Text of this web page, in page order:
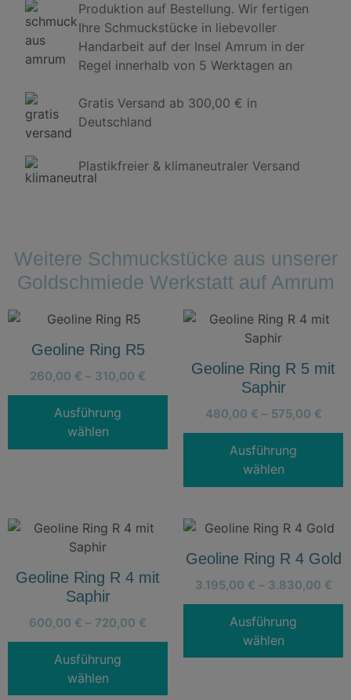
Produktion auf Bestellung. Wir fertigen
Ihre Schmuckstücke in liebevoller
Handarbeit auf der Insel Amrum in der
Regel innerhalb von 5 Werktagen an
Gratis Versand ab 300,00 € in
Deutschland
Plastikfreier & klimaneutraler Versand
Weitere Schmuckstücke aus unserer
Goldschmiede Werkstatt auf Amrum
Geoline Ring R5
260,00 € – 310,00 €
Ausführung
wählen
Geoline Ring R 5 mit
Saphir
480,00 € – 575,00 €
Ausführung
wählen
Geoline Ring R 4 mit
Saphir
600,00 € – 720,00 €
Ausführung
wählen
Geoline Ring R 4 Gold
3.195,00 € – 3.830,00 €
Ausführung
wählen